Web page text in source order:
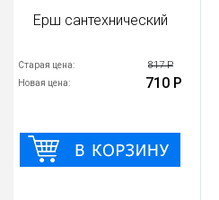
Ерш сантехнический
Старая цена: 817 Р
Новая цена: 710 Р